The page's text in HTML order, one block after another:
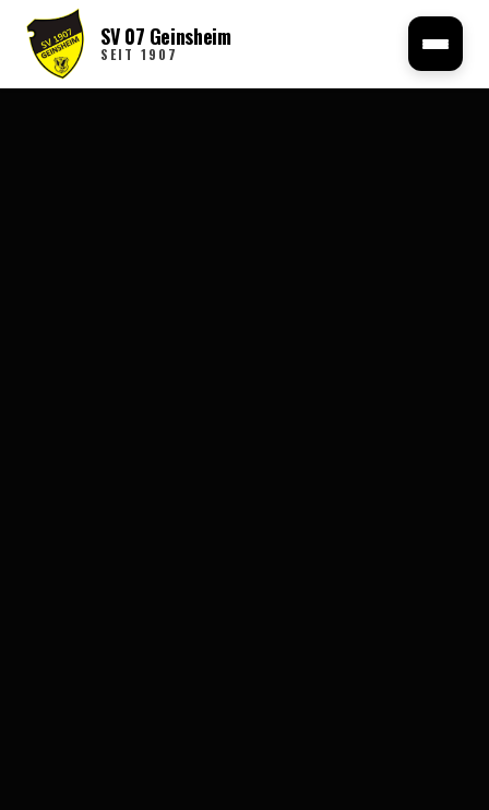
SV 07 Geinsheim
SEIT 1907